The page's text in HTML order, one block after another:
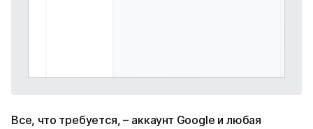
Все, что требуется, – аккаунт Google и любая